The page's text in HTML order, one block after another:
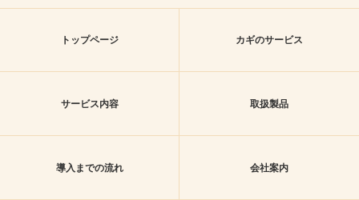
トップページ カギのサービス
サービス内容 取扱製品
導入までの流れ 会社案内